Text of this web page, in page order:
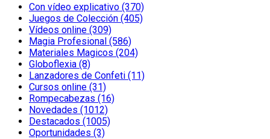
Con vídeo explicativo (370)
Juegos de Colección (405)
Vídeos online (309)
Magia Profesional (586)
Materiales Magicos (204)
Globoflexia (8)
Lanzadores de Confeti (11)
Cursos online (31)
Rompecabezas (16)
Novedades (1012)
Destacados (1005)
Oportunidades (3)